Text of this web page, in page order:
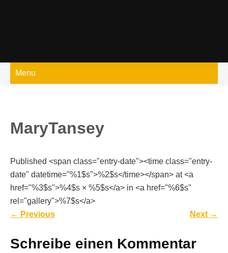
Menu
MaryTansey
Published <span class="entry-date"><time class="entry-
date" datetime="%1$s">%2$s</time></span> at <a
href="%3$s">%4$s × %5$s</a> in <a href="%6$s"
rel="gallery">%7$s</a>
← Previous Next →
Schreibe einen Kommentar